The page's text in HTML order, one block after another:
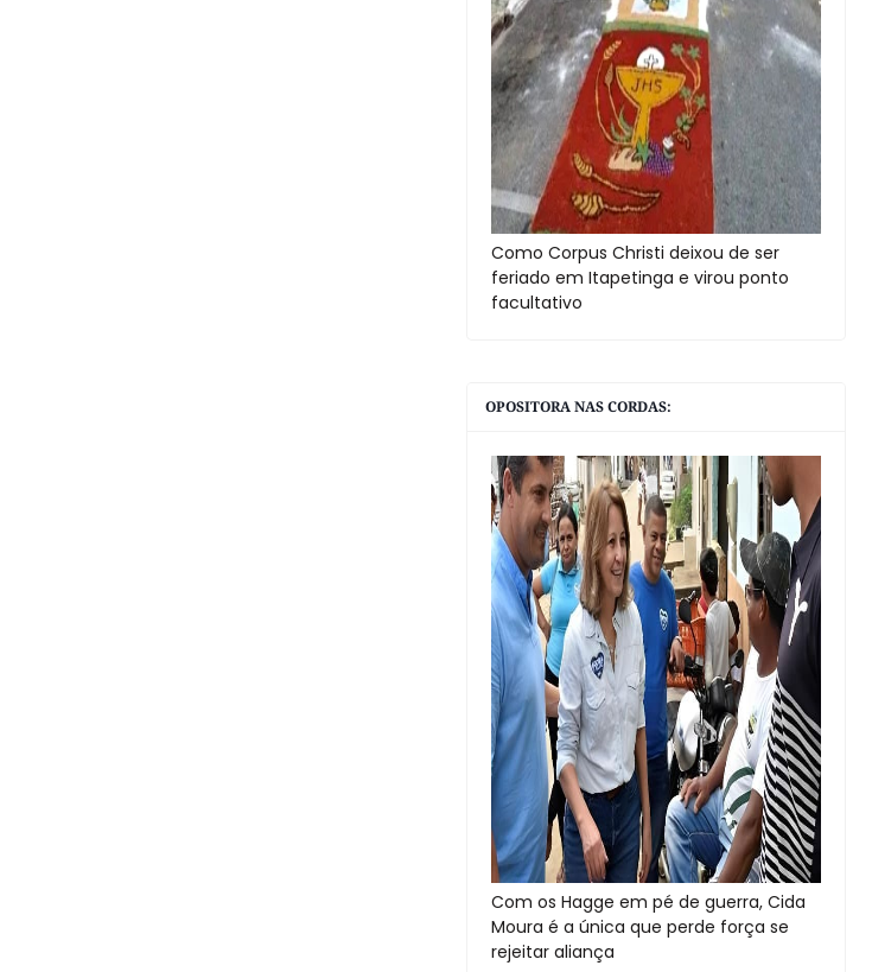
Como Corpus Christi deixou de ser
feriado em Itapetinga e virou ponto
facultativo
OPOSITORA NAS CORDAS:
Com os Hagge em pé de guerra, Cida
Moura é a única que perde força se
rejeitar aliança